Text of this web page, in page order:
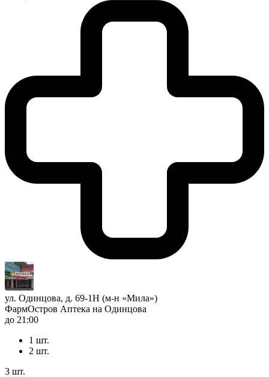
ул. Одинцова, д. 69-1Н (м-н «Мила»)
ФармОстров Аптека на Одинцова
до 21:00
1 шт.
2 шт.
3 шт.